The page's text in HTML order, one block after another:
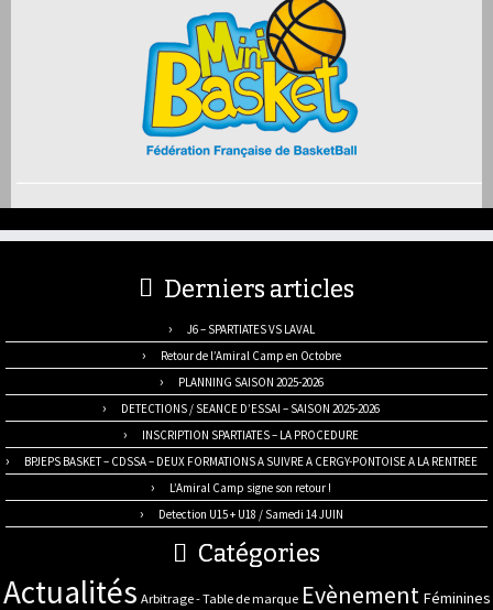
Derniers articles
J6 – SPARTIATES VS LAVAL
Retour de l’Amiral Camp en Octobre
PLANNING SAISON 2025-2026
DETECTIONS / SEANCE D’ESSAI – SAISON 2025-2026
INSCRIPTION SPARTIATES – LA PROCEDURE
BPJEPS BASKET – CDSSA – DEUX FORMATIONS A SUIVRE A CERGY-PONTOISE A LA RENTREE
L’Amiral Camp signe son retour !
Detection U15 + U18 / Samedi 14 JUIN
Catégories
Actualités Arbitrage - Table de marque Evènement Féminines